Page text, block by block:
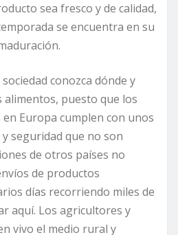
sea fresco y de calidad,
se encuentra en su
conozca dónde y
alimentos, puesto que los
Europa cumplen con unos
seguridad que no son
de otros países no
de productos
días recorriendo miles de
aquí. Los agricultores y
vivo el medio rural y